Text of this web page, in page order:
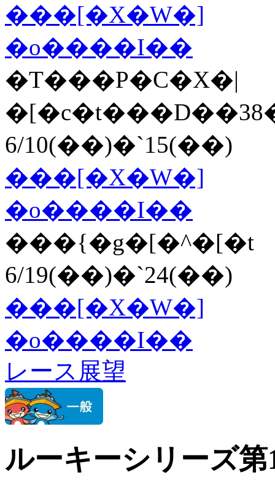
���[�X�W�]
�o����I��
�T���P�C�X�|
6/10(��)�`15(��)
���[�X�W�]
�o����I��
���{�g�[�^�[�t
6/19(��)�`24(��)
���[�X�W�]
�o����I��
レース展望
ルーキーシリーズ第